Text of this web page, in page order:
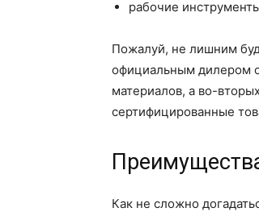
рабочие
Пожалуй, не лишним
официальным дилером
материалов, а во-
сертифицированные
Как не сложно